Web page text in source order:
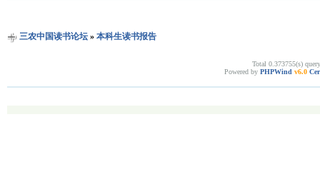
三农中国读书论坛» 本科生读书报告
Total 0.373755(s)
Powered by PHPWind v6.0